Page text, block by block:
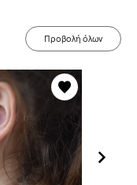
Προβολή όλων